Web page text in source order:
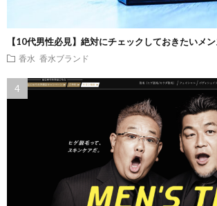
【10代男性必見】絶対にチェックしておきたいメ
香水 香水ブランド